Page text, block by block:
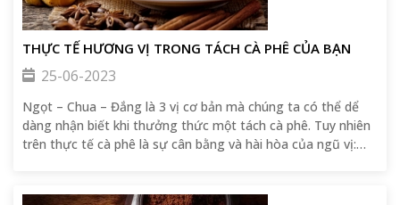
THỰC TẾ HƯƠNG VỊ TRONG TÁCH CÀ PHÊ CỦA BẠN
25-06-2023
Ngọt – Chua – Đắng là 3 vị cơ bản mà chúng ta có thể dể
dàng nhận biết khi thưởng thức một tách cà phê. Tuy nhiên
trên thực tế cà phê là sự cân bằng và hài hòa của ngũ vị: